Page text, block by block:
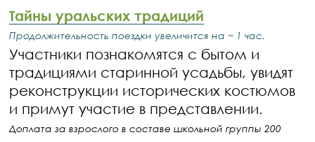
Тайны уральских традиций
Продолжительность поездки увеличится на ~ 1 час.
Участники познакомятся с бытом и
традициями старинной усадьбы, увидят
реконструкции исторических костюмов
и примут участие в представлении.
Доплата за взрослого в составе школьной группы 200